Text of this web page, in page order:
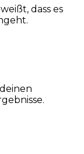
dass es